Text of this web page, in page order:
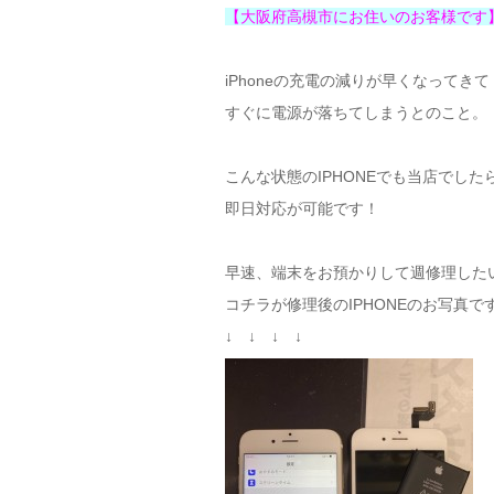
【大阪府高槻市にお住いのお客様です】
iPhoneの充電の減りが早くなってきて
すぐに電源が落ちてしまうとのこと。
こんな状態のIPHONEでも当店でした
即日対応が可能です！
早速、端末をお預かりして週修理した
コチラが修理後のIPHONEのお写真で
↓ ↓ ↓ ↓